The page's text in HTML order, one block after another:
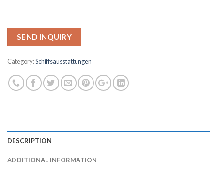
SEND INQUIRY
Category:Schiffsausstattungen
DESCRIPTION
ADDITIONAL INFORMATION